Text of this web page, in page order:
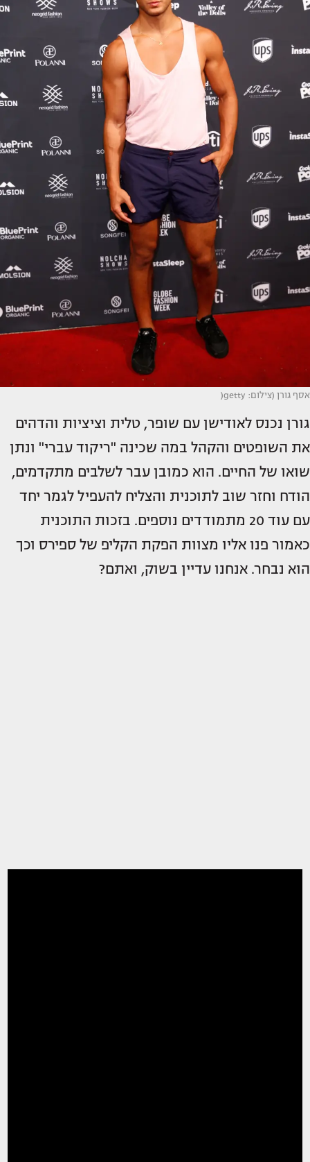
אסף גורן (צילום: getty(
גורן נכנס לאודישן עם שופר, טלית וציציות והדהים
את השופטים והקהל במה שכינה "ריקוד עברי" ונתן
שואו של החיים. הוא כמובן עבר לשלבים מתקדמים,
הודח וחזר שוב לתוכנית והצליח להעפיל לגמר יחד
עם עוד 20 מתמודדים נוספים. בזכות התוכנית
כאמור פנו אליו מצוות הפקת הקליפ של ספירס וכך
הוא נבחר. אנחנו עדיין בשוק, ואתם?